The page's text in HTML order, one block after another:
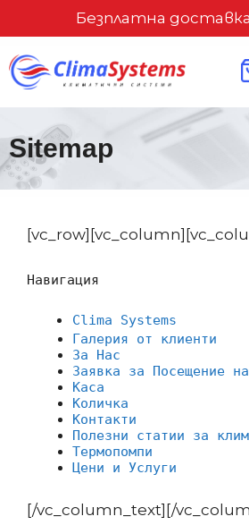
съдържанието
Безплатна
Sitemap
Навигация
Clima Systems
Галерия от клиенти
За Нас
Заявка за Посещение
Каса
Количка
Контакти
Полезни статии за
Термопомпи
Цени и Услуги
[/vc_column_text][/